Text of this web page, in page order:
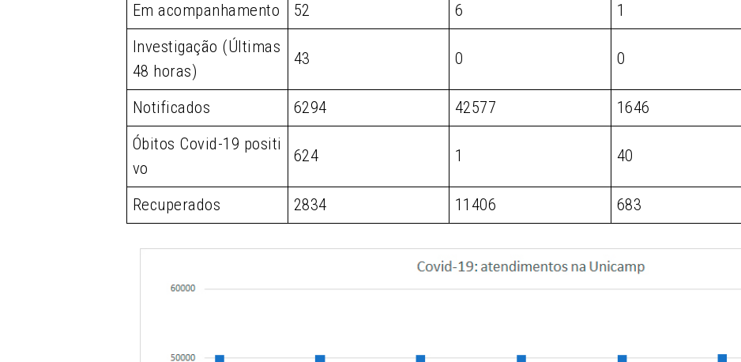
Em acompanhamento
52 6 1
Investigação (Últimas
48 horas)
43 0 0
Notificados 6294 42577 1646
Óbitos Covid-19 positi
vo
624 1 40
Recuperados 2834 11406 683